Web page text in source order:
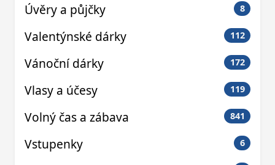
Úvěry a půjčky 8
Valentýnské dárky 112
Vánoční dárky 172
Vlasy a účesy 119
Volný čas a zábava 841
Vstupenky 6